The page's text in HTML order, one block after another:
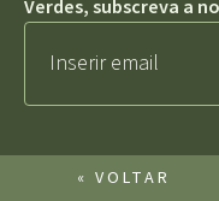
Verdes, subscreva a
« VOLTAR